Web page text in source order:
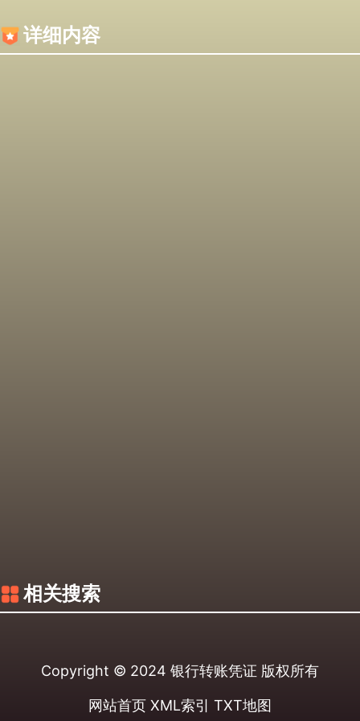
详细内容
相关搜索
Copyright © 2024 银行转账凭证 版权所有
网站首页 XML索引 TXT地图